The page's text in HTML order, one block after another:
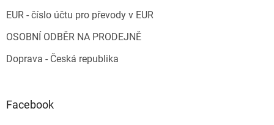
EUR - číslo účtu pro převody v EUR
OSOBNÍ ODBĚR NA PRODEJNĚ
Doprava - Česká republika
Facebook